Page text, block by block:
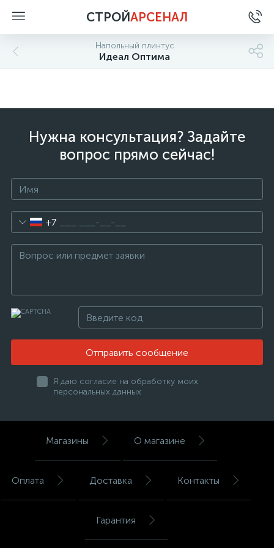
СТРОЙАРСЕНАЛ
Напольный плинтус
Идеал Оптима
Нужна консультация? Задайте
вопрос прямо сейчас!
+7
Отправить сообщение
Я даю согласие на обработку моих
персональных данных
Магазины О магазине
Оплата Доставка Контакты
Гарантия